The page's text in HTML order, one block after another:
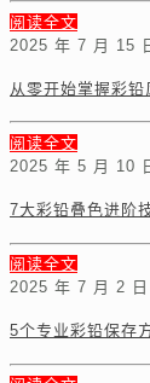
阅读全文
2025 年 7 月 15
从零开始掌握彩
阅读全文
2025 年 5 月 10
7大彩铅叠色进阶
阅读全文
2025 年 7 月 2 日
5个专业彩铅保存